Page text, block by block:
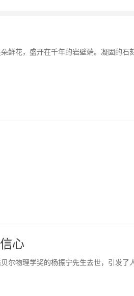
鲜花，盛开在千年的岩壁端。凝固的
心
尔物理学奖的杨振宁先生去世，引发了